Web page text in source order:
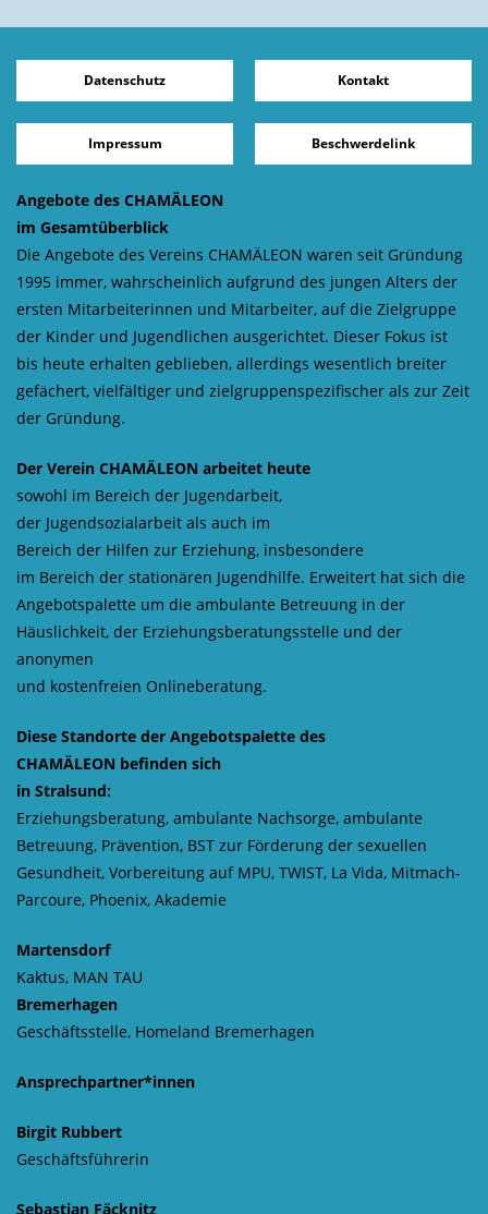
Datenschutz Kontakt
Impressum Beschwerdelink
Angebote des CHAMÄLEON
im Gesamtüberblick
Die Angebote des Vereins CHAMÄLEON waren seit Gründung
1995 immer, wahrscheinlich aufgrund des jungen Alters der
ersten Mitarbeiterinnen und Mitarbeiter, auf die Zielgruppe
der Kinder und Jugendlichen ausgerichtet. Dieser Fokus ist
bis heute erhalten geblieben, allerdings wesentlich breiter
gefächert, vielfältiger und zielgruppenspezifischer als zur Zeit
der Gründung.
Der Verein CHAMÄLEON arbeitet heute
sowohl im Bereich der Jugendarbeit,
der Jugendsozialarbeit als auch im
Bereich der Hilfen zur Erziehung, insbesondere
im Bereich der stationären Jugendhilfe. Erweitert hat sich die
Angebotspalette um die ambulante Betreuung in der
Häuslichkeit, der Erziehungsberatungsstelle und der
anonymen
und kostenfreien Onlineberatung.
Diese Standorte der Angebotspalette des
CHAMÄLEON befinden sich
in Stralsund:
Erziehungsberatung, ambulante Nachsorge, ambulante
Betreuung, Prävention, BST zur Förderung der sexuellen
Gesundheit, Vorbereitung auf MPU, TWIST, La Vida, Mitmach-
Parcoure, Phoenix, Akademie
Martensdorf
Kaktus, MAN TAU
Bremerhagen
Geschäftsstelle, Homeland Bremerhagen
Ansprechpartner*innen
Birgit Rubbert
Geschäftsführerin
Sebastian Fäcknitz